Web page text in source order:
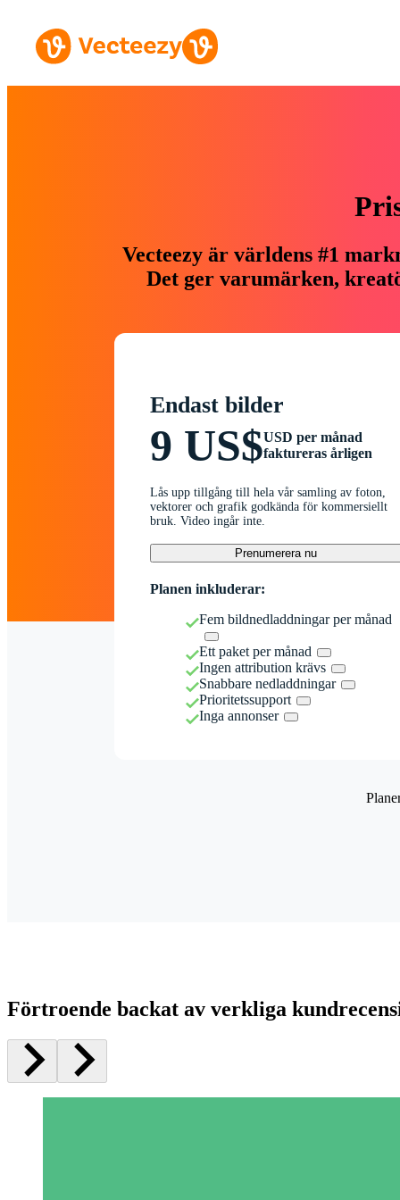
Vecteezy är världens #1
Det ger varumärken,
Endast bilder
9 US$USD per månad
faktureras årligen
Lås upp tillgång till hela vår samling av foton,
vektorer och grafik godkända för kommersiellt
bruk. Video ingår inte.
Prenumerera nu
Planen inkluderar:
Fem bildnedladdningar per månad
Ett paket per månad
Ingen attribution krävs
Snabbare nedladdningar
Prioritetssupport
Inga annonser
Förtroende backat av verkliga